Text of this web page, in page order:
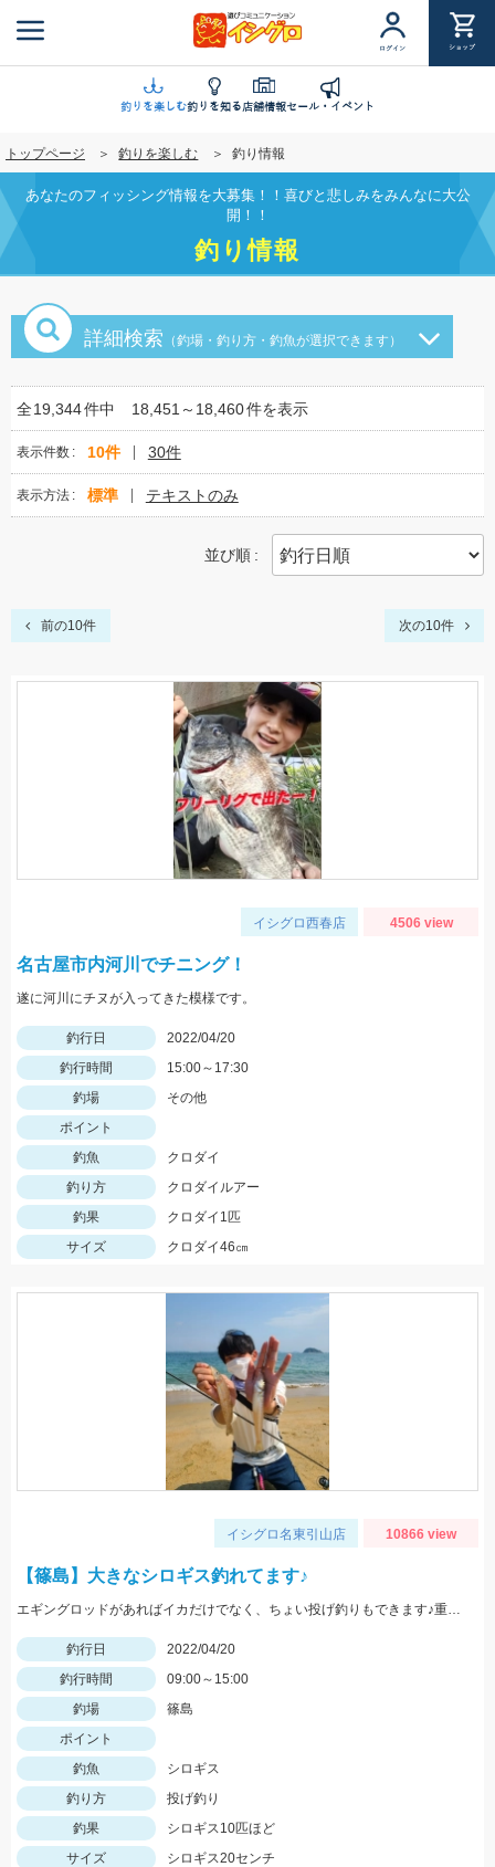
ン
に
移
動
ログイン ショップ
釣りを楽しむ釣りを知る店舗情報セール・イベント
トップページ 釣りを楽しむ 釣り情報
あなたのフィッシング情報を大募集！！喜びと悲しみをみんなに大公
開！！
釣り情報
詳細検索 （釣場・釣り方・釣魚が選択できます）
全19,344件中 18,451～18,460件を表示
表示件数 10件 30件
表示方法 標準 テキストのみ
並び順
前の10件 次の10件
イシグロ西春店 4506 view
名古屋市内河川でチニング！
遂に河川にチヌが入ってきた模様です。
釣行日
2022/04/20
釣行時間
15:00～17:30
釣場
その他
ポイント
釣魚
クロダイ
釣り方
クロダイルアー
釣果
クロダイ1匹
サイズ
クロダイ46㎝
イシグロ名東引山店 10866 view
【篠島】大きなシロギス釣れてます♪
エギングロッドがあればイカだけでなく、ちょい投げ釣りもできます♪重りは7号前後がオススメです！
釣行日
2022/04/20
釣行時間
09:00～15:00
釣場
篠島
ポイント
釣魚
シロギス
釣り方
投げ釣り
釣果
シロギス10匹ほど
サイズ
シロギス20センチ